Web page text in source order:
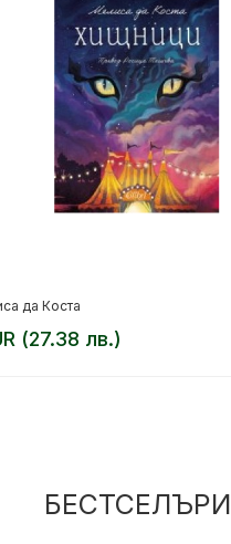
да Коста
(27.38 лв.)
БЕСТСЕЛЪРИ